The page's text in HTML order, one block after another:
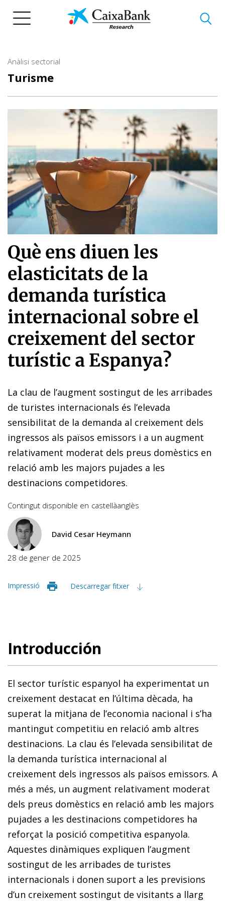
Anàlisi sectorial
Turisme
Què ens diuen les
elasticitats de la
demanda turística
internacional sobre el
creixement del sector
turístic a Espanya?
La clau de l’augment sostingut de les arribades
de turistes internacionals és l’elevada
sensibilitat de la demanda al creixement dels
ingressos als països emissors i a un augment
relativament moderat dels preus domèstics en
relació amb les majors pujades a les
destinacions competidores.
Contingut disponible en castellàanglès
David Cesar Heymann
28 de gener de 2025
Impressió Descarregar fitxer
Introducción
El sector turístic espanyol ha experimentat un
creixement destacat en l’última dècada, ha
superat la mitjana de l’economia nacional i s’ha
mantingut competitiu en relació amb altres
destinacions. La clau és l’elevada sensibilitat de
la demanda turística internacional al
creixement dels ingressos als països emissors. A
més a més, un augment relativament moderat
dels preus domèstics en relació amb les majors
pujades a les destinacions competidores ha
reforçat la posició competitiva espanyola.
Aquestes dinàmiques expliquen l’augment
sostingut de les arribades de turistes
internacionals i donen suport a les previsions
d’un creixement sostingut de visitants a llarg